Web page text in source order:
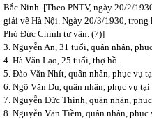
Bắc Ninh. [Theo PNTV, ngày 20/2/
giải về Hà Nội. Ngày 20/3/1930,
Phó Đức Chính tự vận. (7)]
3. Nguyễn An, 31 tuổi, quân nhân,
4. Hà Văn Lạo, 25 tuổi, thợ hồ.
5. Đào Văn Nhít, quân nhân, phục vụ
6. Ngô Văn Du, quân nhân, phục vụ tại
7. Nguyễn Đức Thịnh, quân nhân,
8. Nguyễn Văn Tiềm, quân nhân, phục